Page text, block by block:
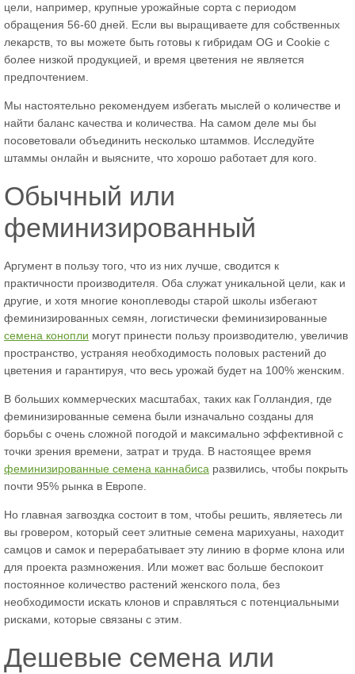
цели, например, крупные урожайные сорта с периодом
обращения 56-60 дней. Если вы выращиваете для собственных
лекарств, то вы можете быть готовы к гибридам OG и Cookie с
более низкой продукцией, и время цветения не является
предпочтением.
Мы настоятельно рекомендуем избегать мыслей о количестве и
найти баланс качества и количества. На самом деле мы бы
посоветовали объединить несколько штаммов. Исследуйте
штаммы онлайн и выясните, что хорошо работает для кого.
Обычный или
феминизированный
Аргумент в пользу того, что из них лучше, сводится к
практичности производителя. Оба служат уникальной цели, как и
другие, и хотя многие коноплеводы старой школы избегают
феминизированных семян, логистически феминизированные
семена конопли могут принести пользу производителю, увеличив
пространство, устраняя необходимость половых растений до
цветения и гарантируя, что весь урожай будет на 100% женским.
В больших коммерческих масштабах, таких как Голландия, где
феминизированные семена были изначально созданы для
борьбы с очень сложной погодой и максимально эффективной с
точки зрения времени, затрат и труда. В настоящее время
феминизированные семена каннабиса развились, чтобы покрыть
почти 95% рынка в Европе.
Но главная загвоздка состоит в том, чтобы решить, являетесь ли
вы гровером, который сеет элитные семена марихуаны, находит
самцов и самок и перерабатывает эту линию в форме клона или
для проекта размножения. Или может вас больше беспокоит
постоянное количество растений женского пола, без
необходимости искать клонов и справляться с потенциальными
рисками, которые связаны с этим.
Дешевые семена или